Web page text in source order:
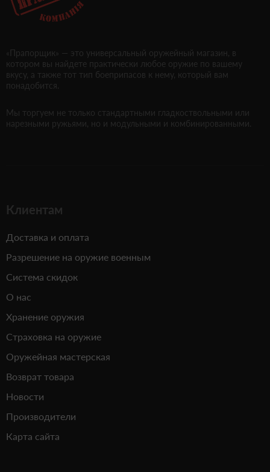
«Прапорщик» — это универсальный оружейный магазин, в
котором вы найдете практически любое оружие по вашему
вкусу, а также тот тип боеприпасов к нему, который вам
понадобится.
Мы торгуем не только стандартными гладкоствольными или
нарезными ружьями, но и модульными и комбинированными.
Клиентам
Доставка и оплата
Разрешение на оружие военным
Система скидок
О нас
Хранение оружия
Страховка на оружие
Оружейная мастерская
Возврат товара
Новости
Производители
Карта сайта